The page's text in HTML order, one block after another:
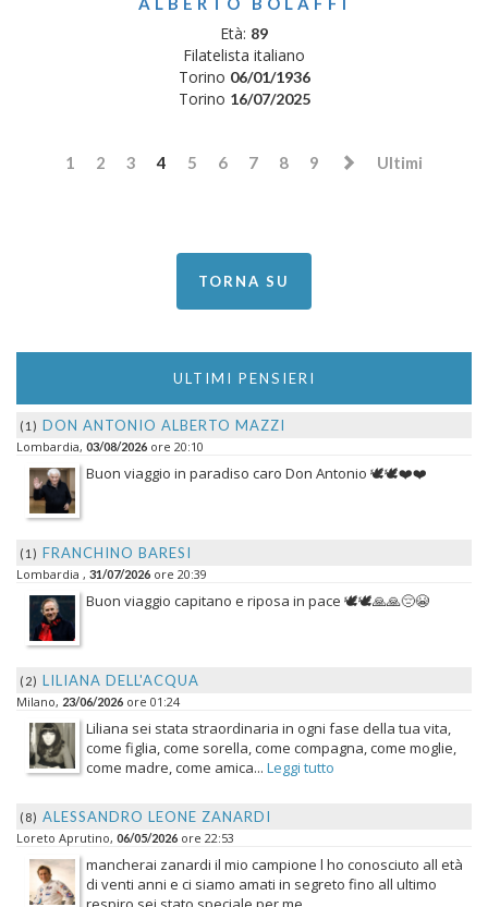
Età: 89
Filatelista italiano
Torino 06/01/1936
Torino 16/07/2025
1 2 3 4 5 6 7 8 9 Ultimi
TORNA SU
ULTIMI PENSIERI
(1) DON ANTONIO ALBERTO MAZZI
Lombardia, 03/08/2026 ore 20:10
Buon viaggio in paradiso caro Don Antonio 🕊️🕊️❤️❤️
(1) FRANCHINO BARESI
Lombardia , 31/07/2026 ore 20:39
Buon viaggio capitano e riposa in pace 🕊️🕊️🙏🙏😔😭
(2) LILIANA DELL'ACQUA
Milano, 23/06/2026 ore 01:24
Liliana sei stata straordinaria in ogni fase della tua vita,
come figlia, come sorella, come compagna, come moglie,
come madre, come amica... Leggi tutto
(8) ALESSANDRO LEONE ZANARDI
Loreto Aprutino, 06/05/2026 ore 22:53
mancherai zanardi il mio campione l ho conosciuto all età
di venti anni e ci siamo amati in segreto fino all ultimo